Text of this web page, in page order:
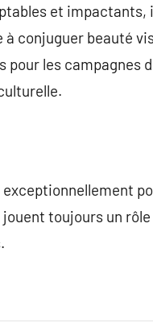
et impactants,
conjuguer beauté
les campagnes
toujours un